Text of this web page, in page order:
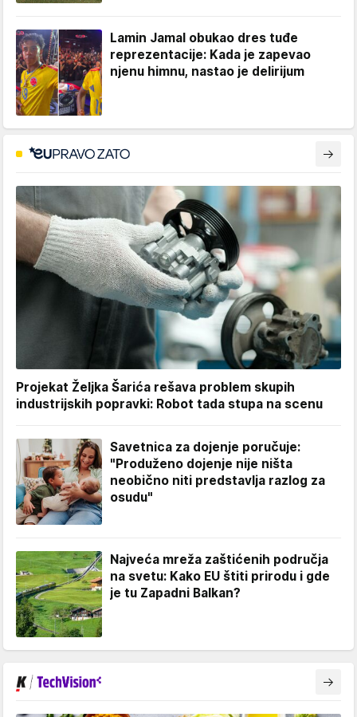
Lamin Jamal obukao dres tuđe
reprezentacije: Kada je zapevao
njenu himnu, nastao je delirijum
Projekat Željka Šarića rešava problem skupih
industrijskih popravki: Robot tada stupa na scenu
Savetnica za dojenje poručuje:
"Produženo dojenje nije ništa
neobično niti predstavlja razlog za
osudu"
Najveća mreža zaštićenih područja
na svetu: Kako EU štiti prirodu i gde
je tu Zapadni Balkan?